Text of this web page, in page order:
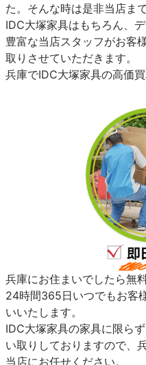
た。そんな時は是非当店ま
IDC大塚家具はもちろん、
豊富な当店スタッフがお客
取りさせていただきます。
兵庫でIDC大塚家具の高価
兵庫にお住まいでしたら無
24時間365日いつでもお客
いいたします。
IDC大塚家具の家具に限ら
い取りしておりますので、
当店にお任せください。